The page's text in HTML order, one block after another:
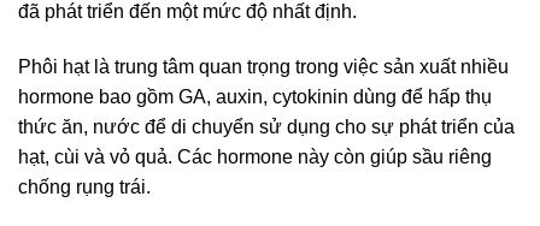
đã phát triển đến một mức độ nhất định.
Phôi hạt là trung tâm quan trọng trong việc sản xuất nhiều
hormone bao gồm GA, auxin, cytokinin dùng để hấp thụ
thức ăn, nước để di chuyển sử dụng cho sự phát triển của
hạt, cùi và vỏ quả. Các hormone này còn giúp sầu riêng
chống rụng trái.